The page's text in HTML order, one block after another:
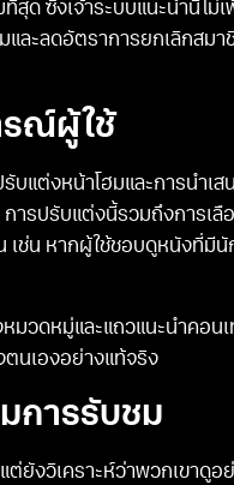
สุด ซึ่งเจ้าระบบแนะนำนี้ไ
ละลดอัตราการยกเลิกสมา
รณ์ผู้ใช้
บแต่งหน้าโฮมและการนำเ
การปรับแต่งนี้รวมถึงการเ
เช่น หากผู้ใช้ชอบดูหนังที่มี
วดหมู่และแถวแนะนำคอนเ
ตนเองอย่างแท้จริง
การรับชม
ต่ยังวิเคราะห์ว่าพวกเขาดู